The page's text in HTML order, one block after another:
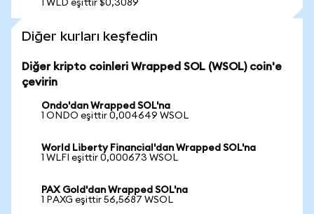
1 WLD eşittir $0,3089
Diğer kurları keşfedin
Diğer kripto coinleri Wrapped SOL (WSOL) coin'e
çevirin
Ondo'dan Wrapped SOL'na
1 ONDO eşittir 0,004649 WSOL
World Liberty Financial'dan Wrapped SOL'na
1 WLFI eşittir 0,000673 WSOL
PAX Gold'dan Wrapped SOL'na
1 PAXG eşittir 56,5687 WSOL